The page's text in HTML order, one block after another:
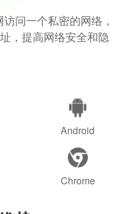
问一个私密的网络，
，提高网络安全和隐
Android
Chrome